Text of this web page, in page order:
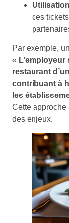
ces
Par exemple,
«
restaurant
contribuant à
les
Cette approche
des enjeux.